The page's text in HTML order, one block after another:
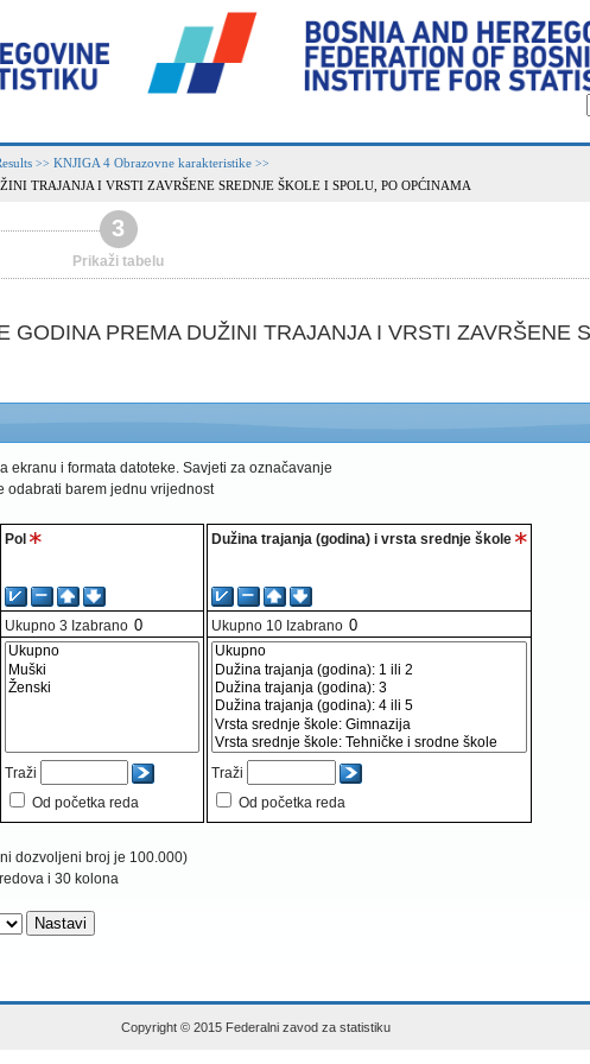
>> KNJIGA 4 Obrazovne karakteristike >>
TRAJANJA I VRSTI ZAVRŠENE SREDNJE ŠKOLE I SPOLU, PO OPĆINAMA
3
Prikaži tabelu
GODINA PREMA DUŽINI TRAJANJA I VRSTI ZAVRŠENE
ekranu i formata datoteke. Savjeti za označavanje
odabrati barem jednu vrijednost
Pol
Ukupno 3 Izabrano
Traži
Od početka reda
Dužina trajanja (godina) i vrsta srednje škole
Ukupno 10 Izabrano
Traži
Od početka reda
dozvoljeni broj je 100.000)
i 30 kolona
Copyright © 2015 Federalni zavod za statistiku